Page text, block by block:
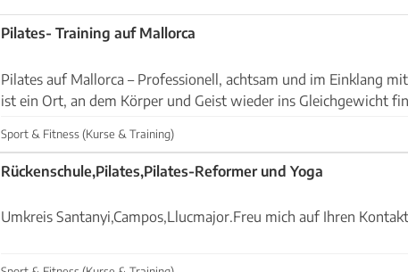
Pilates- Training auf Mallorca
Pilates auf Mallorca – Professionell, achtsam und im Einklang mit der
ist ein Ort, an dem Körper und Geist wieder ins Gleichgewicht
Sport & Fitness (Kurse & Training)
Rückenschule,Pilates,Pilates-Reformer und Yoga
Umkreis Santanyi,Campos,Llucmajor.Freu mich auf Ihren